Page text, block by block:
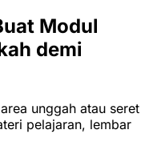
Modul
demi
unggah atau seret
pelajaran, lembar